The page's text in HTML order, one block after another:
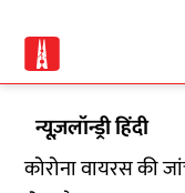
न्यूज़लॉन्ड्री हिंदी
कोरोना वायरस की